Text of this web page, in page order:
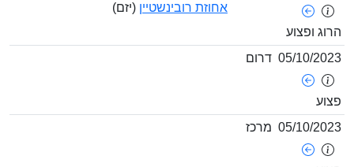
ופצוע
אחוזת רובינשטיין(יזם)
05/10/ דרום
05/10/ מרכז